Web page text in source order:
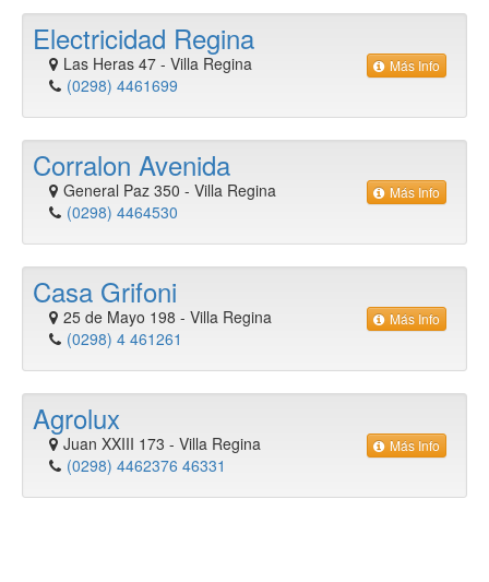
Electricidad Regina
Las Heras 47 - Villa Regina
(0298) 4461699
Más Info
Corralon Avenida
General Paz 350 - Villa Regina
(0298) 4464530
Más Info
Casa Grifoni
25 de Mayo 198 - Villa Regina
(0298) 4 461261
Más Info
Agrolux
Juan XXIII 173 - Villa Regina
(0298) 4462376 46331
Más Info